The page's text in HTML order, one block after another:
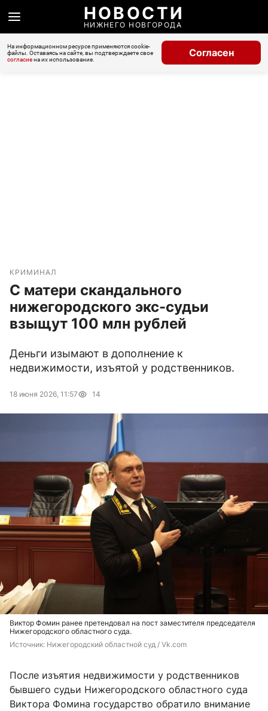
НОВОСТИ
НИЖНЕГО НОВГОРОДА
На информационном ресурсе применяются cookie-
файлы. Оставаясь на сайте, вы подтверждаете свое
согласиена их использование.
Согласен
КРИМИНАЛ
С матери скандального
нижегородского экс-судьи
взыщут 100 млн рублей
Деньги изымают в дополнение к
недвижимости, изъятой у родственников.
18 июня 2026, 11:57 14
Виктор Фомин ранее претендовал на пост заместителя председателя
Нижегородского областного суда.
Источник: Нижегородский областной суд / Vk.com
После изъятия недвижимости у родственников
бывшего судьи Нижегородского областного суда
Виктора Фомина государство обратило внимание